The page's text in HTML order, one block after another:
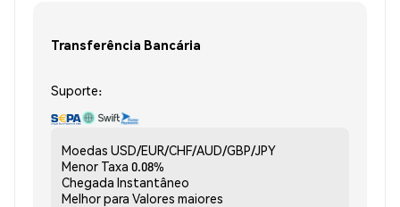
Transferência Bancária
Suporte:
Moedas USD/EUR/CHF/AUD/GBP/JPY
Menor Taxa 0.08%
Chegada Instantâneo
Melhor para Valores maiores